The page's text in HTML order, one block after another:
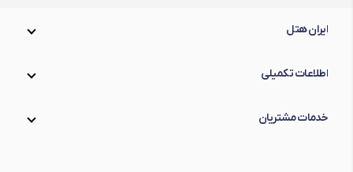
ایران هتل
اطلاعات تکمیلی
خدمات مشتریان